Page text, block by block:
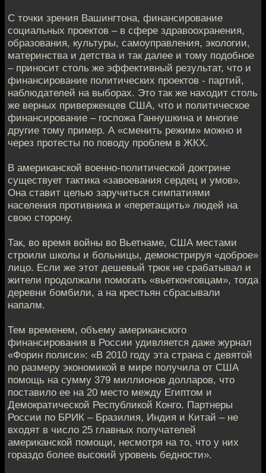
С точки зрения Вашингтона, финансирование
социальных проектов – в сфере здравоохранения,
образования, культуры, самоуправления, экологии,
материнства и детства и так далее и тому подобное
– приносит столь же эффективный результат, что и
финансирование политических проектов - партий,
наблюдателей на выборах. Это так же находит столь
же верных приверженцев США, что и политическое
финансирование – госпожа Ганнушкина и многие
другие тому пример. А «сменить режим» можно и
через протесты по поводу проблем в ЖКХ.
В американской военно-политической доктрине
существует тактика «завоевания сердец и умов».
Она ставит целью заручиться симпатиями
населения противника и «перетащить» людей на
свою сторону.
Так, во время войны во Вьетнаме, США местами
строили школы и больницы, демонстрируя «доброе»
лицо. Если же этот дешевый трюк не срабатывал и
жители продолжали помогать «вьетконговцам», тогда
деревни бомбили, а на крестьян сбрасывали
напалм.
Тем временем, объему американского
финансирования в России удивляется даже журнал
«Форин полиси»: «В 2010 году эта страна с девятой
по размеру экономикой в мире получила от США
помощь на сумму 379 миллионов долларов, что
поставило ее на 20 место между Египтом и
Демократической Республикой Конго. Партнеры
России по БРИК – Бразилия, Индия и Китай – не
входят в число 25 главных получателей
американской помощи, несмотря на то, что у них
гораздо более высокий уровень бедности».